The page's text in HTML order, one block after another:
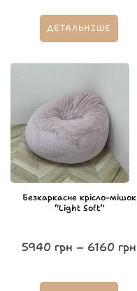
ДЕТАЛЬНІШЕ
Безкаркасне крісло-мішок
“Light Soft”
5940 грн – 6160 грн